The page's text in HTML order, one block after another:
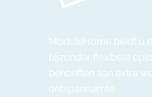
ModuleHome biedt u
bijzonder flexibele
behoeften aan extra
ontspanruimte.